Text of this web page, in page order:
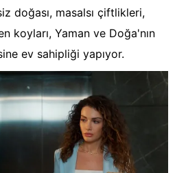
doğası, masalsı çiftlikleri,
koyları, Yaman ve Doğa'nın
ev sahipliği yapıyor.